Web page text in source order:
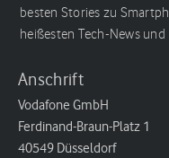
besten Stories zu
heißesten Tech-News
Anschrift
Vodafone GmbH
Ferdinand-Braun-Platz 1
40549 Düsseldorf